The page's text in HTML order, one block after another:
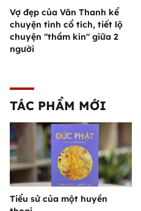
Vợ đẹp của Văn Thanh kể
chuyện tình cổ tích, tiết lộ
chuyện "thầm kín" giữa 2
người
TÁC PHẨM MỚI
Tiểu sử của một huyền